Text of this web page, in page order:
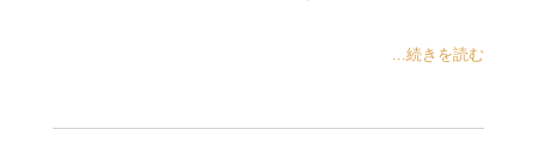
...続きを読む